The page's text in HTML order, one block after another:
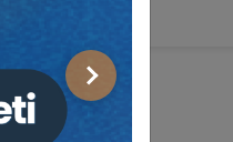
Sonraki